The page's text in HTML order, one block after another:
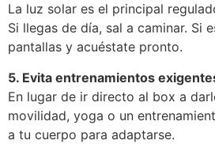
La luz solar es el principal
Si llegas de día, sal a caminar. Si
pantallas y acuéstate pronto.
5. Evita entrenamientos
En lugar de ir directo al box a
movilidad, yoga o un
a tu cuerpo para adaptarse.